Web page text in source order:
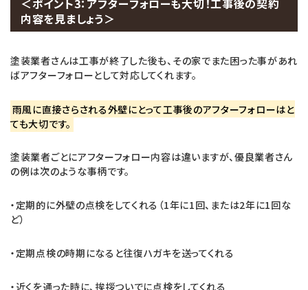
＜ポイント3：アフターフォローも大切！工事後の契約
内容を見ましょう＞
塗装業者さんは工事が終了した後も、その家でまた困った事があれ
ばアフターフォローとして対応してくれます。
雨風に直接さらされる外壁にとって工事後のアフターフォローはと
ても大切です。
塗装業者ごとにアフターフォロー内容は違いますが、優良業者さん
の例は次のような事柄です。
・定期的に外壁の点検をしてくれる（1年に1回、または2年に1回な
ど）
・定期点検の時期になると往復ハガキを送ってくれる
・近くを通った時に、挨拶ついでに点検をしてくれる